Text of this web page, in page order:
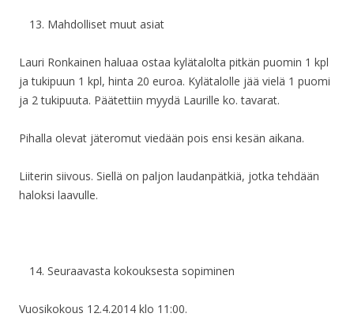
Mahdolliset muut asiat
Lauri Ronkainen haluaa ostaa kylätalolta pitkän puomin 1 kpl
ja tukipuun 1 kpl, hinta 20 euroa. Kylätalolle jää vielä 1 puomi
ja 2 tukipuuta. Päätettiin myydä Laurille ko. tavarat.
Pihalla olevat jäteromut viedään pois ensi kesän aikana.
Liiterin siivous. Siellä on paljon laudanpätkiä, jotka tehdään
haloksi laavulle.
Seuraavasta kokouksesta sopiminen
Vuosikokous 12.4.2014 klo 11:00.